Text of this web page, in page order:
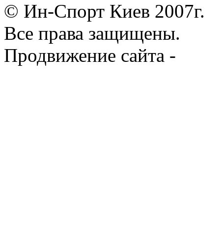
© Ин-Спорт Киев 2007г.
Все права защищены.
Продвижение сайта -